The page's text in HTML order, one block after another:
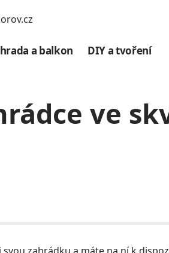
a balkon DIY a tvoření
ve